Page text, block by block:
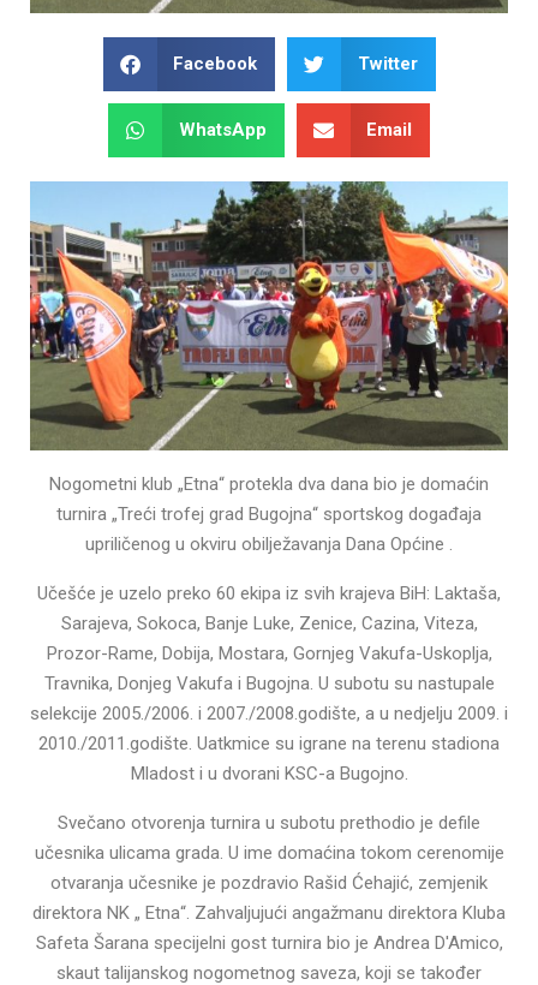
Facebook Twitter
WhatsApp Email
Nogometni klub „Etna“ protekla dva dana bio je domaćin
turnira „Treći trofej grad Bugojna“ sportskog događaja
upriličenog u okviru obilježavanja Dana Općine .
Učešće je uzelo preko 60 ekipa iz svih krajeva BiH: Laktaša,
Sarajeva, Sokoca, Banje Luke, Zenice, Cazina, Viteza,
Prozor-Rame, Dobija, Mostara, Gornjeg Vakufa-Uskoplja,
Travnika, Donjeg Vakufa i Bugojna. U subotu su nastupale
selekcije 2005./2006. i 2007./2008.godište, a u nedjelju 2009. i
2010./2011.godište. Uatkmice su igrane na terenu stadiona
Mladost i u dvorani KSC-a Bugojno.
Svečano otvorenja turnira u subotu prethodio je defile
učesnika ulicama grada. U ime domaćina tokom cerenomije
otvaranja učesnike je pozdravio Rašid Ćehajić, zemjenik
direktora NK „ Etna“. Zahvaljujući angažmanu direktora Kluba
Safeta Šarana specijelni gost turnira bio je Andrea D'Amico,
skaut talijanskog nogometnog saveza, koji se također